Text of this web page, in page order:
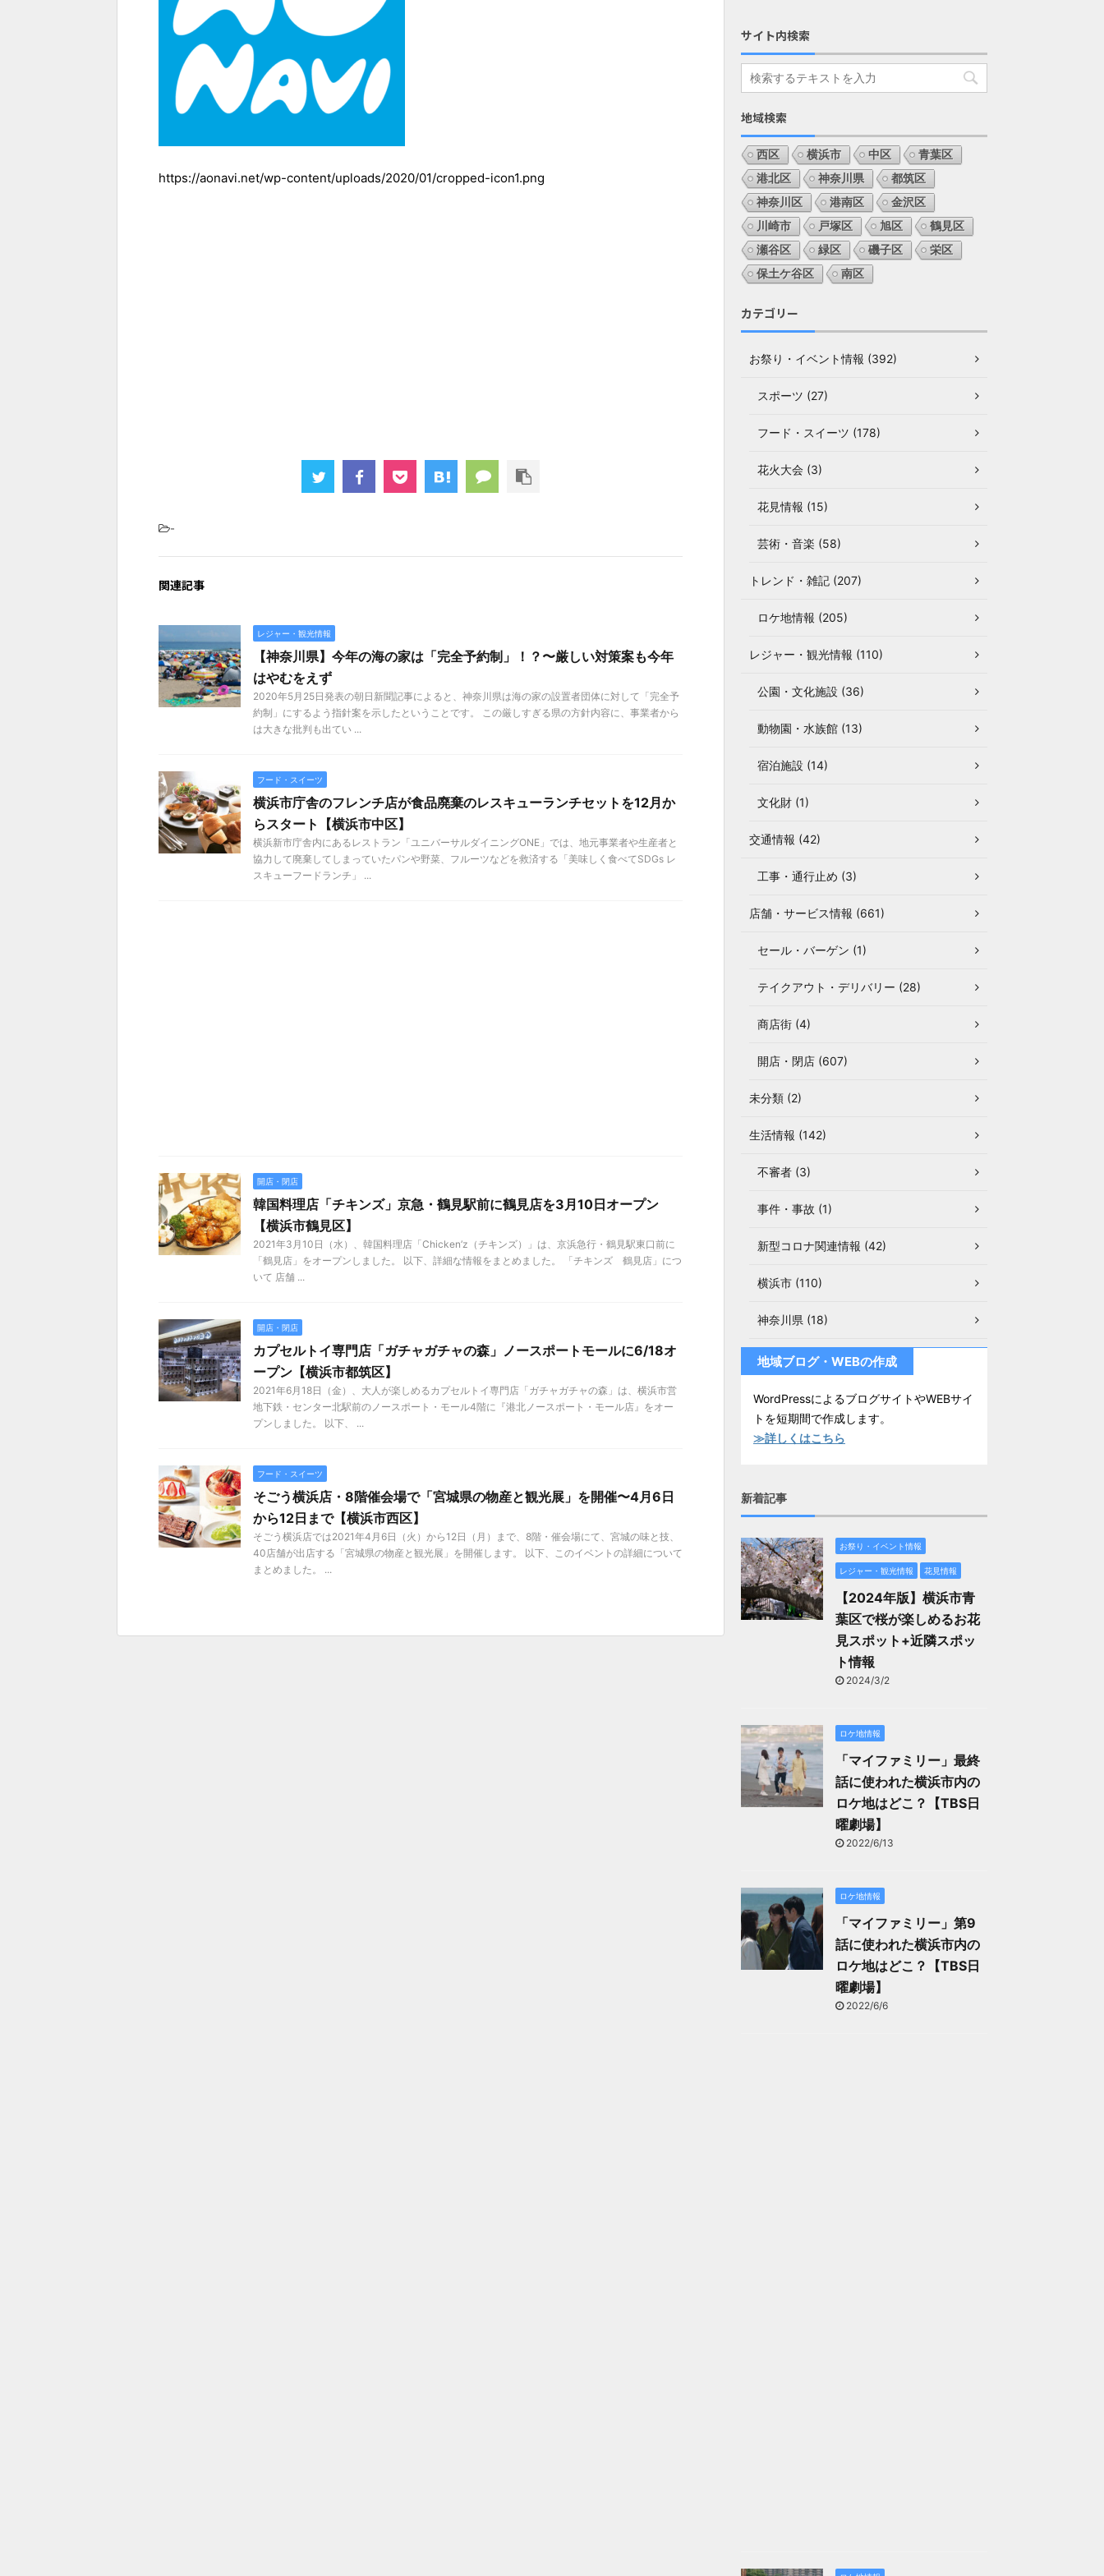
https://aonavi.net/wp-content/uploads/2020/01/cropped-icon1.png
-
関連記事
レジャー・観光情報
【神奈川県】今年の海の家は「完全予約制」！？〜厳しい対策案も今年
はやむをえず
2020年5月25日発表の朝日新聞記事によると、神奈川県は海の家の設置者団体に対して「完全予
約制」にするよう指針案を示したということです。 この厳しすぎる県の方針内容に、事業者から
は大きな批判も出てい ...
フード・スイーツ
横浜市庁舎のフレンチ店が食品廃棄のレスキューランチセットを12月か
らスタート【横浜市中区】
横浜新市庁舎内にあるレストラン「ユニバーサルダイニングONE」では、地元事業者や生産者と
協力して廃棄してしまっていたパンや野菜、フルーツなどを救済する「美味しく食べてSDGs レ
スキューフードランチ」 ...
開店・閉店
韓国料理店「チキンズ」京急・鶴見駅前に鶴見店を3月10日オープン
【横浜市鶴見区】
2021年3月10日（水）、韓国料理店「Chicken’z（チキンズ）」は、京浜急行・鶴見駅東口前に
「鶴見店」をオープンしました。 以下、詳細な情報をまとめました。 「チキンズ 鶴見店」につ
いて 店舗 ...
開店・閉店
カプセルトイ専門店「ガチャガチャの森」ノースポートモールに6/18オ
ープン【横浜市都筑区】
2021年6月18日（金）、大人が楽しめるカプセルトイ専門店「ガチャガチャの森」は、横浜市営
地下鉄・センター北駅前のノースポート・モール4階に『港北ノースポート・モール店』をオー
プンしました。 以下、 ...
フード・スイーツ
そごう横浜店・8階催会場で「宮城県の物産と観光展」を開催〜4月6日
から12日まで【横浜市西区】
そごう横浜店では2021年4月6日（火）から12日（月）まで、8階・催会場にて、宮城の味と技、
40店舗が出店する「宮城県の物産と観光展」を開催します。 以下、このイベントの詳細について
まとめました。 ...
サイト内検索
地域検索
西区 横浜市 中区
青葉区
港北区
神奈川県
都筑区
神奈川区
港南区
金沢区
川崎市
戸塚区 旭区
鶴見区
瀬谷区
緑区 磯子区
栄区
保土ケ谷区
南区
カテゴリー
お祭り・イベント情報 (392)
スポーツ (27)
フード・スイーツ (178)
花火大会 (3)
花見情報 (15)
芸術・音楽 (58)
トレンド・雑記 (207)
ロケ地情報 (205)
レジャー・観光情報 (110)
公園・文化施設 (36)
動物園・水族館 (13)
宿泊施設 (14)
文化財 (1)
交通情報 (42)
工事・通行止め (3)
店舗・サービス情報 (661)
セール・バーゲン (1)
テイクアウト・デリバリー (28)
商店街 (4)
開店・閉店 (607)
未分類 (2)
生活情報 (142)
不審者 (3)
事件・事故 (1)
新型コロナ関連情報 (42)
横浜市 (110)
神奈川県 (18)
地域ブログ・WEBの作成
WordPressによるブログサイトやWEBサイ
トを短期間で作成します。
≫詳しくはこちら
新着記事
お祭り・イベント情報
レジャー・観光情報 花見情報
【2024年版】横浜市青
葉区で桜が楽しめるお花
見スポット+近隣スポッ
ト情報
2024/3/2
ロケ地情報
「マイファミリー」最終
話に使われた横浜市内の
ロケ地はどこ？【TBS日
曜劇場】
2022/6/13
ロケ地情報
「マイファミリー」第9
話に使われた横浜市内の
ロケ地はどこ？【TBS日
曜劇場】
2022/6/6